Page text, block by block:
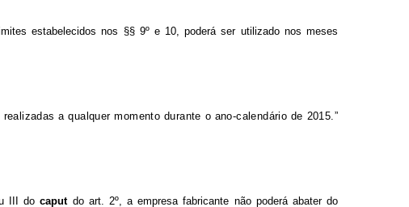
estabelecidos nos §§ 9º e 10, poderá ser utilizado nos meses
a qualquer momento durante o ano-calendário de 2015.”
III docaput do art. 2º, a empresa fabricante não poderá abater do